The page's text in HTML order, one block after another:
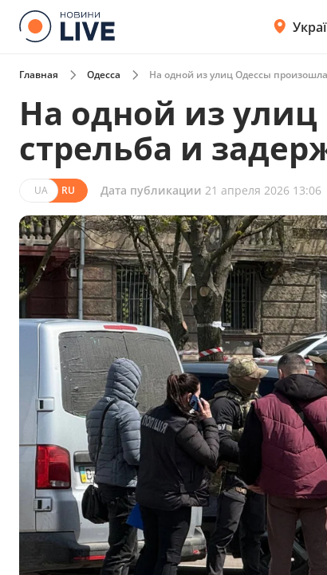
Главная Одесса На одной из улиц Одессы
На одной из
стрельба и
UA RU Дата публикации 21 апреля 2026 13:06